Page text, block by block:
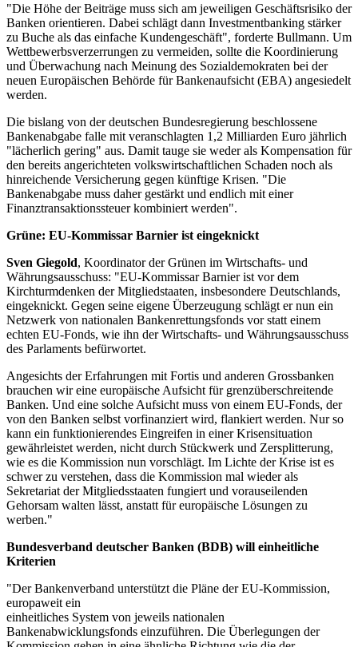
"Die Höhe der Beiträge muss sich am jeweiligen Geschäftsrisiko der
Banken orientieren. Dabei schlägt dann Investmentbanking stärker
zu Buche als das einfache Kundengeschäft", forderte Bullmann. Um
Wettbewerbsverzerrungen zu vermeiden, sollte die Koordinierung
und Überwachung nach Meinung des Sozialdemokraten bei der
neuen Europäischen Behörde für Bankenaufsicht (EBA) angesiedelt
werden.
Die bislang von der deutschen Bundesregierung beschlossene
Bankenabgabe falle mit veranschlagten 1,2 Milliarden Euro jährlich
"lächerlich gering" aus. Damit tauge sie weder als Kompensation für
den bereits angerichteten volkswirtschaftlichen Schaden noch als
hinreichende Versicherung gegen künftige Krisen. "Die
Bankenabgabe muss daher gestärkt und endlich mit einer
Finanztransaktionssteuer kombiniert werden".
Grüne: EU-Kommissar Barnier ist eingeknickt
Sven Giegold, Koordinator der Grünen im Wirtschafts- und
Währungsausschuss: "EU-Kommissar Barnier ist vor dem
Kirchturmdenken der Mitgliedstaaten, insbesondere Deutschlands,
eingeknickt. Gegen seine eigene Überzeugung schlägt er nun ein
Netzwerk von nationalen Bankenrettungsfonds vor statt einem
echten EU-Fonds, wie ihn der Wirtschafts- und Währungsausschuss
des Parlaments befürwortet.
Angesichts der Erfahrungen mit Fortis und anderen Grossbanken
brauchen wir eine europäische Aufsicht für grenzüberschreitende
Banken. Und eine solche Aufsicht muss von einem EU-Fonds, der
von den Banken selbst vorfinanziert wird, flankiert werden. Nur so
kann ein funktionierendes Eingreifen in einer Krisensituation
gewährleistet werden, nicht durch Stückwerk und Zersplitterung,
wie es die Kommission nun vorschlägt. Im Lichte der Krise ist es
schwer zu verstehen, dass die Kommission mal wieder als
Sekretariat der Mitgliedsstaaten fungiert und vorauseilenden
Gehorsam walten lässt, anstatt für europäische Lösungen zu
werben."
Bundesverband deutscher Banken (BDB) will einheitliche
Kriterien
"Der Bankenverband unterstützt die Pläne der EU-Kommission,
europaweit ein
einheitliches System von jeweils nationalen
Bankenabwicklungsfonds einzuführen. Die Überlegungen der